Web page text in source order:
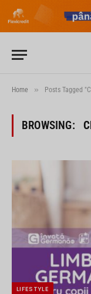
Home » Posts Tagged
BROWSING:
LIFESTYLE